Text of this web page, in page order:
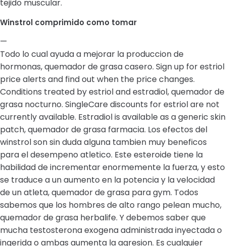
tejido muscular.
Winstrol comprimido como tomar
—
Todo lo cual ayuda a mejorar la produccion de
hormonas, quemador de grasa casero. Sign up for estriol
price alerts and find out when the price changes.
Conditions treated by estriol and estradiol, quemador de
grasa nocturno. SingleCare discounts for estriol are not
currently available. Estradiol is available as a generic skin
patch, quemador de grasa farmacia. Los efectos del
winstrol son sin duda alguna tambien muy beneficos
para el desempeno atletico. Este esteroide tiene la
habilidad de incrementar enormemente la fuerza, y esto
se traduce a un aumento en la potencia y la velocidad
de un atleta, quemador de grasa para gym. Todos
sabemos que los hombres de alto rango pelean mucho,
quemador de grasa herbalife. Y debemos saber que
mucha testosterona exogena administrada inyectada o
ingerida o ambas aumenta la agresion. Es cualquier